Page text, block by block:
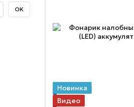
Новинка
Видео
OK